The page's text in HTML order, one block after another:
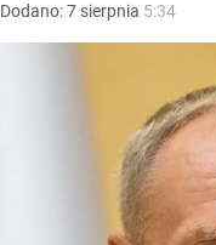
Dodano:7 sierpnia 5:34